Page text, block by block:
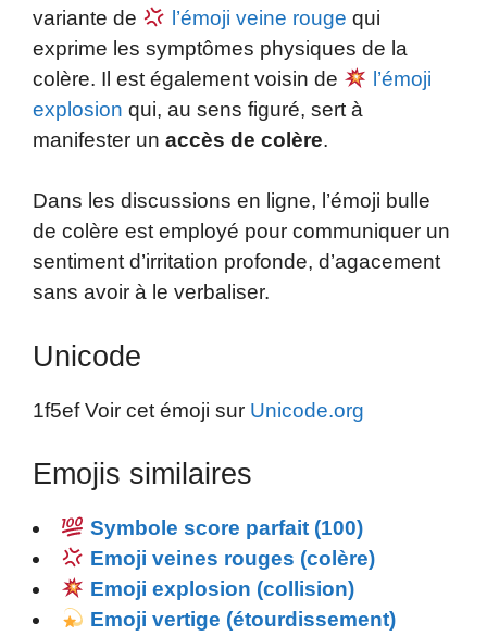
variante de
l’émoji veine rouge qui
exprime les symptômes physiques de la
colère. Il est également voisin de
l’émoji
explosion qui, au sens figuré, sert à
manifester un accès de colère.
Dans les discussions en ligne, l’émoji bulle
de colère est employé pour communiquer un
sentiment d’irritation profonde, d’agacement
sans avoir à le verbaliser.
Unicode
1f5ef Voir cet émoji sur Unicode.org
Emojis similaires
Symbole score parfait (100)
Emoji veines rouges (colère)
Emoji explosion (collision)
Emoji vertige (étourdissement)